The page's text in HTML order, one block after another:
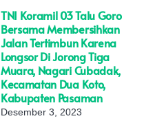
TNI Koramil 03 Talu Goro
Bersama Membersihkan
Jalan Tertimbun Karena
Longsor Di Jorong Tiga
Muara, Nagari Cubadak,
Kecamatan Dua Koto,
Kabupaten Pasaman
Desember 3, 2023